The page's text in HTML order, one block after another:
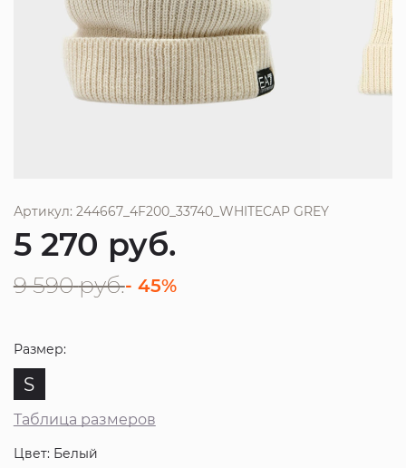
Артикул: 244667_4F200_33740_WHITECAP GREY
5 270 руб.
9 590 руб.- 45%
Размер:
S
Таблица размеров
Цвет: Белый